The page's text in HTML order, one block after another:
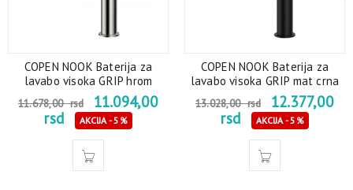
COPEN NOOK Baterija za
lavabo visoka GRIP hrom
11.678,00rsd
11.094,00
rsd
AKCIJA - 5%
COPEN NOOK Baterija za
lavabo visoka GRIP mat crna
13.028,00rsd
12.377,00
rsd
AKCIJA - 5%